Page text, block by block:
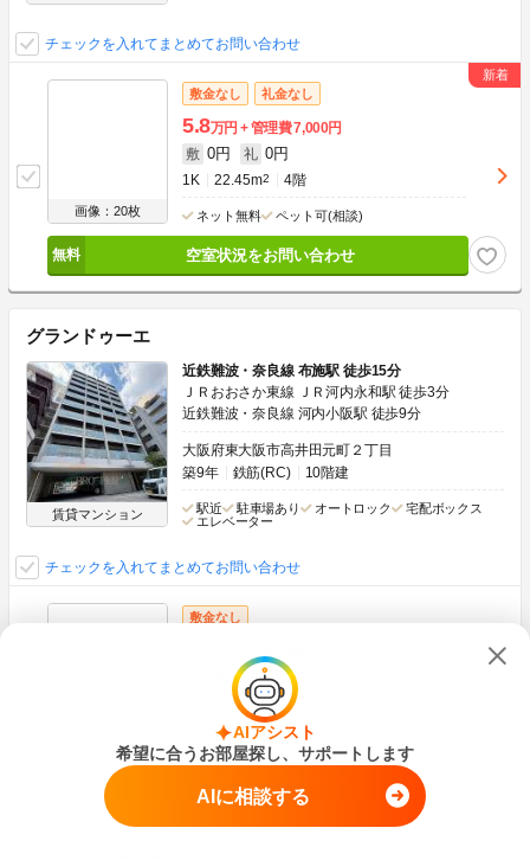
チェックを入れてまとめてお問い合わせ
画像：20枚
敷金なし 礼金なし
5.8万円 管理費7,000円
敷 0円 礼 0円
1K 22.45m2 4階
ネット無料 ペット可(相談)
空室状況をお問い合わせ
グランドゥーエ
賃貸マンション
近鉄難波・奈良線 布施駅 徒歩15分
ＪＲおおさか東線 ＪＲ河内永和駅 徒歩3分
近鉄難波・奈良線 河内小阪駅 徒歩9分
大阪府東大阪市高井田元町２丁目
築9年
鉄筋(RC) 10階建
駅近 駐車場あり オートロック
宅配ボックス
エレベーター
チェックを入れてまとめてお問い合わせ
敷金なし
礼 10万円
35.23m2
角部屋AIアシスト
希望に合うお部屋探し、サポートします
AIに相談する